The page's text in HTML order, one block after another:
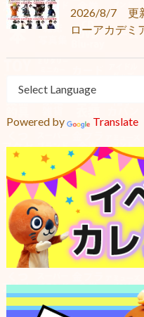
2026/8/7 更
ローアカデミ
Powered by Translate